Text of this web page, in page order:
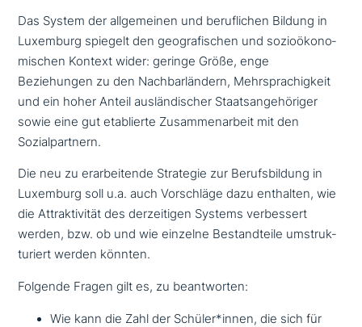
Das System der all­ge­mei­nen und beruf­li­chen Bildung in
Luxemburg spiegelt den geo­gra­fi­schen und sozio­öko­no­
mi­schen Kontext wider: geringe Größe, enge
Beziehungen zu den Nachbarländern, Mehrsprachigkeit
und ein hoher Anteil aus­län­di­scher Staatsangehöriger
sowie eine gut eta­blier­te Zusammenarbeit mit den
Sozialpartnern.
Die neu zu erar­bei­ten­de Strategie zur Berufsbildung in
Luxemburg soll u.a. auch Vorschläge dazu enthalten, wie
die Attraktivität des der­zei­ti­gen Systems ver­bes­sert
werden, bzw. ob und wie einzelne Bestandteile umstruk­
tu­riert werden könnten.
Folgende Fragen gilt es, zu beantworten:
Wie kann die Zahl der Schüler*innen, die sich für